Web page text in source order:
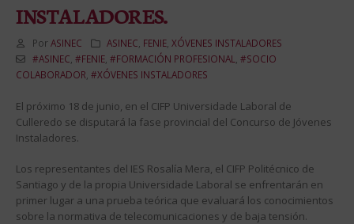
INSTALADORES.
Por ASINEC ASINEC FENIE ,XÓVENES INSTALADORES
#ASINEC #FENIE, #FORMACIÓN PROFESIONAL
#SOCIO
COLABORADOR #XÓVENES INSTALADORES
El próximo 18 de junio, en el CIFP Universidade Laboral de
Culleredo se disputará la fase provincial del Concurso de Jóvenes
Instaladores.
Los representantes del IES Rosalía Mera, el CIFP Politécnico de
Santiago y de la propia Universidade Laboral se enfrentarán en
primer lugar a una prueba teórica que evaluará los conocimientos
sobre la normativa de telecomunicaciones y de baja tensión.